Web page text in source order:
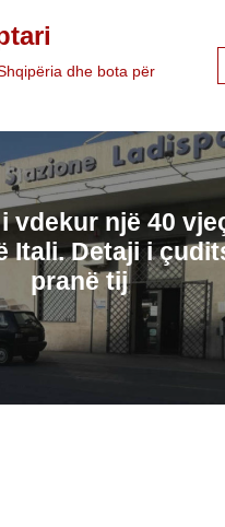
dhe bota për
vdekur një 40
Itali. Detaji i
pranë tij